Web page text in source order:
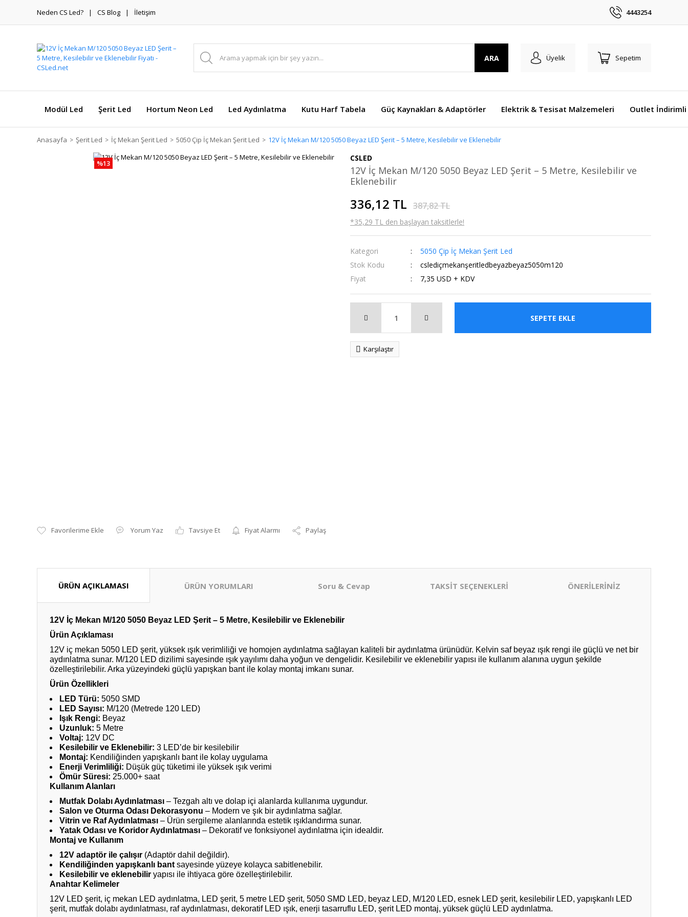
Neden CS Led? CS Blog İletişim 4443254
ARA Üyelik Sepetim
Modül Led Şerit Led Hortum Neon Led Led Aydınlatma Kutu Harf Tabela Güç Kaynakları & Adaptörler Elektrik & Tesisat Malzemeleri Outlet İndirimli
Anasayfa Şerit Led İç Mekan Şerit Led 5050 Çip İç Mekan Şerit Led 12V İç Mekan M/120 5050 Beyaz LED Şerit – 5 Metre, Kesilebilir ve Eklenebilir
%13
Yorum Yaz Tavsiye Et Fiyat Alarmı Paylaş
CSLED
12V İç Mekan M/120 5050 Beyaz LED Şerit – 5 Metre, Kesilebilir ve
Eklenebilir
336,12 TL 387,82 TL
*35,29 TL den başlayan taksitlerle!
Kategori
5050 Çip İç Mekan Şerit Led
Stok Kodu
cslediçmekanşeritledbeyazbeyaz5050m120
Fiyat
7,35 USD + KDV
SEPETE EKLE
Karşılaştır
ÜRÜN AÇIKLAMASI ÜRÜN YORUMLARI Soru & Cevap TAKSİT SEÇENEKLERİ ÖNERİLERİNİZ
12V İç Mekan M/120 5050 Beyaz LED Şerit – 5 Metre, Kesilebilir ve Eklenebilir
Ürün Açıklaması
12V iç mekan 5050 LED şerit, yüksek ışık verimliliği ve homojen aydınlatma sağlayan kaliteli bir aydınlatma ürünüdür. Kelvin saf beyaz ışık rengi ile güçlü ve net bir
aydınlatma sunar. M/120 LED dizilimi sayesinde ışık yayılımı daha yoğun ve dengelidir. Kesilebilir ve eklenebilir yapısı ile kullanım alanına uygun şekilde
özelleştirilebilir. Arka yüzeyindeki güçlü yapışkan bant ile kolay montaj imkanı sunar.
Ürün Özellikleri
LED Türü: 5050 SMD
LED Sayısı: M/120 (Metrede 120 LED)
Işık Rengi: Beyaz
Uzunluk: 5 Metre
Voltaj: 12V DC
Kesilebilir ve Eklenebilir: 3 LED’de bir kesilebilir
Montaj: Kendiliğinden yapışkanlı bant ile kolay uygulama
Enerji Verimliliği: Düşük güç tüketimi ile yüksek ışık verimi
Ömür Süresi: 25.000+ saat
Kullanım Alanları
Mutfak Dolabı Aydınlatması – Tezgah altı ve dolap içi alanlarda kullanıma uygundur.
Salon ve Oturma Odası Dekorasyonu – Modern ve şık bir aydınlatma sağlar.
Vitrin ve Raf Aydınlatması – Ürün sergileme alanlarında estetik ışıklandırma sunar.
Yatak Odası ve Koridor Aydınlatması – Dekoratif ve fonksiyonel aydınlatma için idealdir.
Montaj ve Kullanım
12V adaptör ile çalışır (Adaptör dahil değildir).
Kendiliğinden yapışkanlı bant sayesinde yüzeye kolayca sabitlenebilir.
Kesilebilir ve eklenebilir yapısı ile ihtiyaca göre özelleştirilebilir.
Anahtar Kelimeler
12V LED şerit, iç mekan LED aydınlatma, LED şerit, 5 metre LED şerit, 5050 SMD LED, beyaz LED, M/120 LED, esnek LED şerit, kesilebilir LED, yapışkanlı LED
şerit, mutfak dolabı aydınlatması, raf aydınlatması, dekoratif LED ışık, enerji tasarruflu LED, şerit LED montaj, yüksek güçlü LED aydınlatma.